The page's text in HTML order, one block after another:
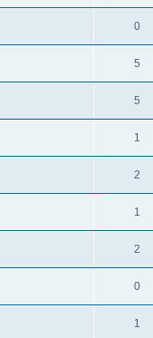
0
5
5
1
2
1
2
0
1